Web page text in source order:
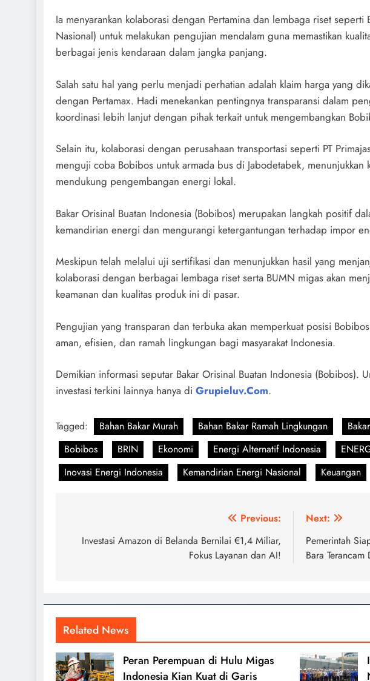
Ia menyarankan kolaborasi dengan Pertamina dan lembaga riset seperti
Nasional) untuk melakukan pengujian mendalam guna memastikan
berbagai jenis kendaraan dalam jangka panjang.
Salah satu hal yang perlu menjadi perhatian adalah klaim harga yang
dengan Pertamax. Hadi menekankan pentingnya transparansi dalam
koordinasi lebih lanjut dengan pihak terkait untuk mengembangkan
Selain itu, kolaborasi dengan perusahaan transportasi seperti PT
menguji coba Bobibos untuk armada bus di Jabodetabek, menunjukkan
mendukung pengembangan energi lokal.
Bakar Orisinal Buatan Indonesia (Bobibos) merupakan langkah positif
kemandirian energi dan mengurangi ketergantungan terhadap impor
Meskipun telah melalui uji sertifikasi dan menunjukkan hasil yang
kolaborasi dengan berbagai lembaga riset serta BUMN migas akan
keamanan dan kualitas produk ini di pasar.
Pengujian yang transparan dan terbuka akan memperkuat posisi
aman, efisien, dan ramah lingkungan bagi masyarakat Indonesia.
Demikian informasi seputar Bakar Orisinal Buatan Indonesia (Bobibos).
investasi terkini lainnya hanya di Grupieluv.Com.
Tagged: Bahan Bakar Murah Bahan Bakar Ramah Lingkungan
Bobibos
BRIN Ekonomi Energi Alternatif Indonesia
Inovasi Energi Indonesia
Kemandirian Energi Nasional Keuangan
pos
Previous:
Investasi Amazon di Belanda Bernilai €1,4 Miliar,
Fokus Layanan dan AI!
Next:
Pemerintah
Bara
Related News
Peran Perempuan di Hulu Migas
Indonesia Kian Kuat di Garis